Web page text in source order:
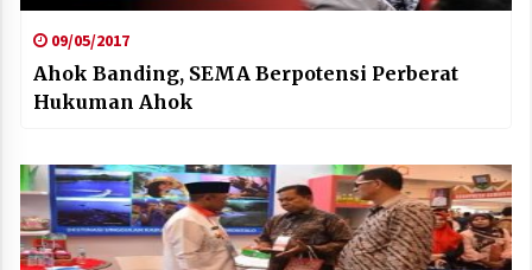
09/05/2017
Ahok Banding, SEMA Berpotensi Perberat
Hukuman Ahok